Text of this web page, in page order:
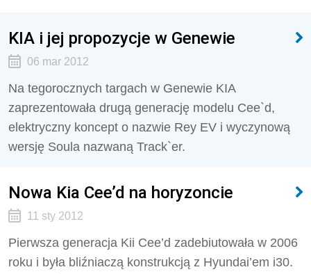
KIA i jej propozycje w Genewie
06 mar 2012
Na tegorocznych targach w Genewie KIA
zaprezentowała drugą generację modelu Cee`d,
elektryczny koncept o nazwie Rey EV i wyczynową
wersję Soula nazwaną Track`er.
Nowa Kia Cee’d na horyzoncie
11 sty 2012
Pierwsza generacja Kii Cee’d zadebiutowała w 2006
roku i była bliźniaczą konstrukcją z Hyundai’em i30.